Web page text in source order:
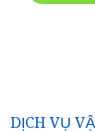
DỊCH VỤ